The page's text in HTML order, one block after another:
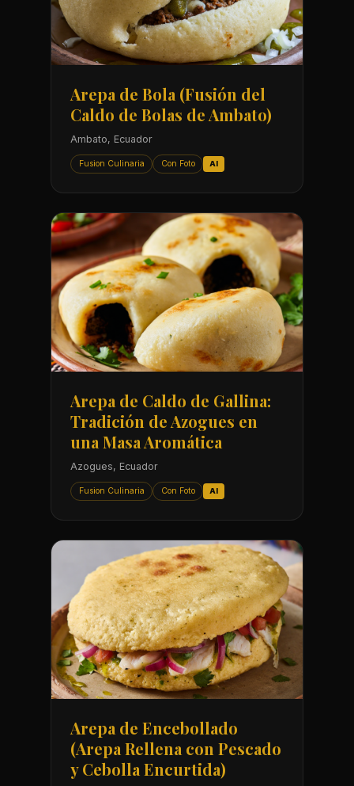
Arepa de Bola (Fusión del
Caldo de Bolas de Ambato)
Ambato, Ecuador
Fusion Culinaria Con Foto AI
Arepa de Caldo de Gallina:
Tradición de Azogues en
una Masa Aromática
Azogues, Ecuador
Fusion Culinaria Con Foto AI
Arepa de Encebollado
(Arepa Rellena con Pescado
y Cebolla Encurtida)